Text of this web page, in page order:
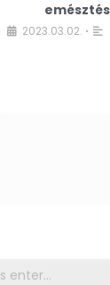
2023.03.02. •